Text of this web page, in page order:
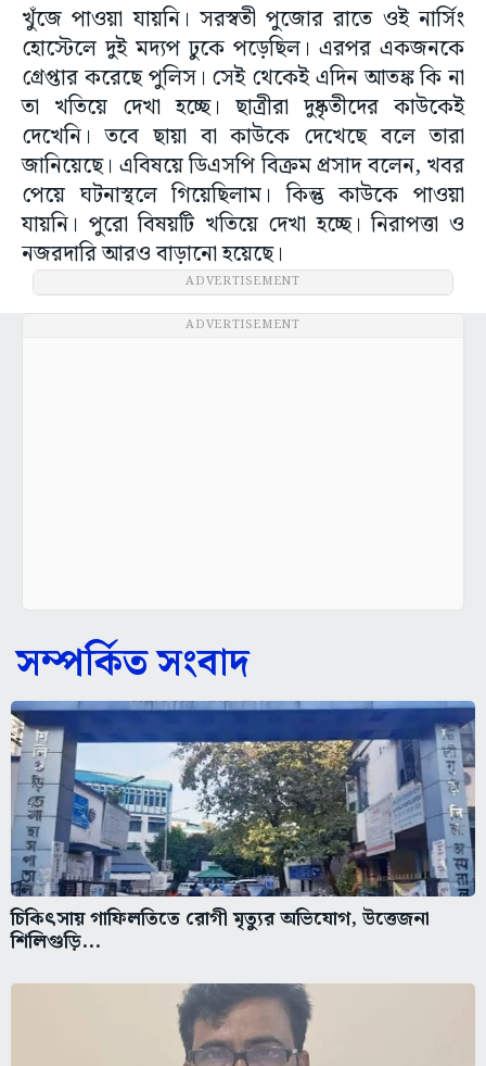
খুঁজে পাওয়া যায়নি। সরস্বতী পুজোর রাতে ওই নার্সিং
হোস্টেলে দুই মদ্যপ ঢুকে পড়েছিল। এরপর একজনকে
গ্রেপ্তার করেছে পুলিস। সেই থেকেই এদিন আতঙ্ক কি না
তা খতিয়ে দেখা হচ্ছে। ছাত্রীরা দুষ্কৃতীদের কাউকেই
দেখেনি। তবে ছায়া বা কাউকে দেখেছে বলে তারা
জানিয়েছে। এবিষয়ে ডিএসপি বিক্রম প্রসাদ বলেন, খবর
পেয়ে ঘটনাস্থলে গিয়েছিলাম। কিন্তু কাউকে পাওয়া
যায়নি। পুরো বিষয়টি খতিয়ে দেখা হচ্ছে। নিরাপত্তা ও
নজরদারি আরও বাড়ানো হয়েছে।
ADVERTISEMENT
ADVERTISEMENT
সম্পর্কিত সংবাদ
চিকিৎসায় গাফিলতিতে রোগী মৃত্যুর অভিযোগ, উত্তেজনা
শিলিগুড়ি...